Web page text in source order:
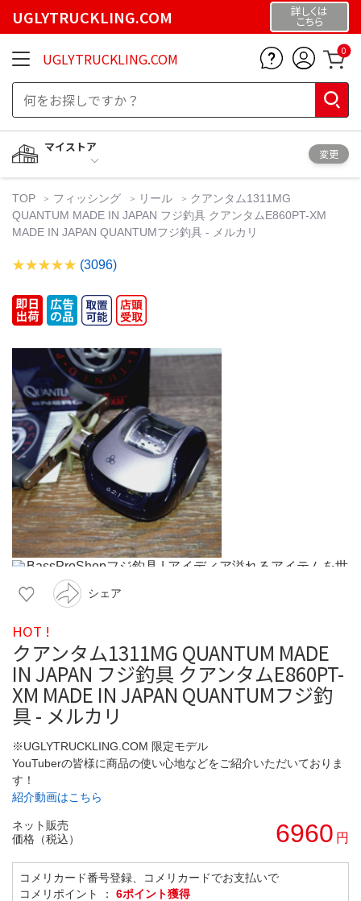
UGLYTRUCKLING.COM 詳しくは
こちら
UGLYTRUCKLING.COM 0
マイストア
変更
TOP フィッシング リール
クアンタム1311MG
QUANTUM MADE IN JAPAN フジ釣具 クアンタムE860PT-XM
MADE IN JAPAN QUANTUMフジ釣具 - メルカリ
(3096)
シェア
HOT !
クアンタム1311MG QUANTUM MADE
IN JAPAN フジ釣具 クアンタムE860PT-
XM MADE IN JAPAN QUANTUMフジ釣
具 - メルカリ
※UGLYTRUCKLING.COM 限定モデル
YouTuberの皆様に商品の使い心地などをご紹介いただいておりま
す！
紹介動画はこちら
ネット販売
価格（税込）
6960 円
コメリカード番号登録、コメリカードでお支払いで
コメリポイント ： 6ポイント獲得